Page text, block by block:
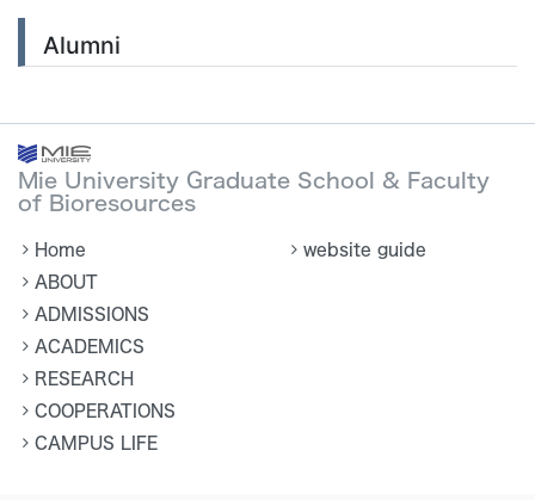
Alumni
Mie University Graduate School & Faculty
of Bioresources
Home
ABOUT
ADMISSIONS
ACADEMICS
RESEARCH
COOPERATIONS
CAMPUS LIFE
website guide